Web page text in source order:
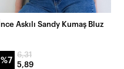
İnce Askılı Sandy Kumaş Bluz
%7
6,31
5,89